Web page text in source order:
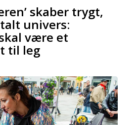
skaber trygt,
univers:
være et
til leg